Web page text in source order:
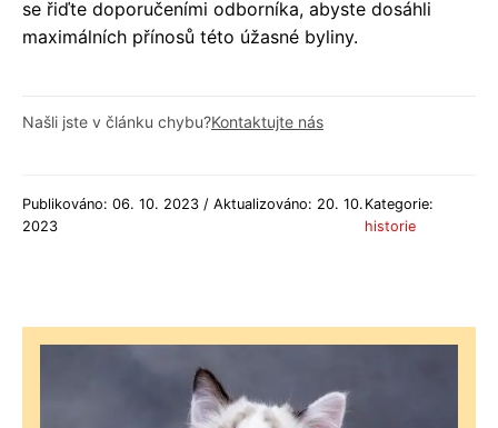
se řiďte doporučeními odborníka, abyste dosáhli
maximálních přínosů této úžasné byliny.
Našli jste v článku chybu?Kontaktujte nás
Publikováno: 06. 10. 2023 / Aktualizováno: 20. 10.
2023
Kategorie:
historie